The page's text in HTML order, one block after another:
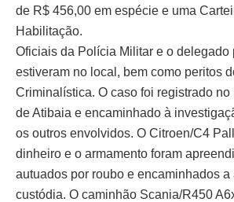
de R$ 456,00 em espécie e uma
Habilitação.
Oficiais da Polícia Militar e o delegado
estiveram no local, bem como peritos
Criminalística. O caso foi registrado no
de Atibaia e encaminhado à
os outros envolvidos. O Citroen/C4
dinheiro e o armamento foram
autuados por roubo e encaminhados
custódia. O caminhão Scania/R450